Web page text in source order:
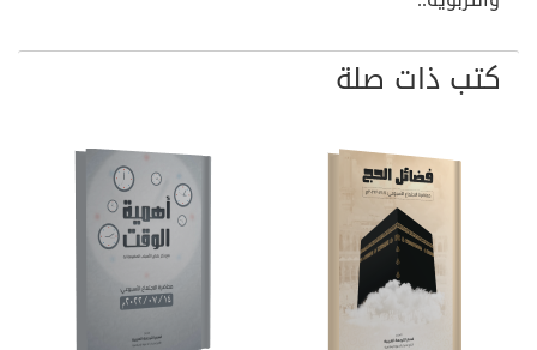
كتب ذات صلة